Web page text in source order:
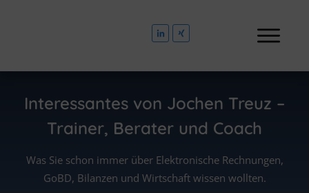
Interessantes von Jochen Treuz –
Trainer, Berater und Coach
Was Sie schon immer über Elektronische Rechnungen,
GoBD, Bilanzen und Wirtschaft wissen wollten.